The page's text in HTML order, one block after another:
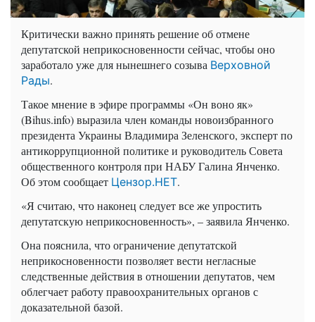
Критически важно принять решение об отмене
депутатской неприкосновенности сейчас, чтобы оно
заработало уже для нынешнего созыва Верховной
Рады.
Такое мнение в эфире программы «Он воно як»
(Bihus.info) выразила член команды новоизбранного
президента Украины Владимира Зеленского, эксперт по
антикоррупционной политике и руководитель Совета
общественного контроля при НАБУ Галина Янченко.
Об этом сообщает Цензор.НЕТ.
«Я считаю, что наконец следует все же упростить
депутатскую неприкосновенность», – заявила Янченко.
Она пояснила, что ограничение депутатской
неприкосновенности позволяет вести негласные
следственные действия в отношении депутатов, чем
облегчает работу правоохранительных органов с
доказательной базой.